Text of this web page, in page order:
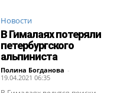
Новости
В Гималаях потеряли
петербургского
альпиниста
Полина Богданова -
19.04.2021 06:35